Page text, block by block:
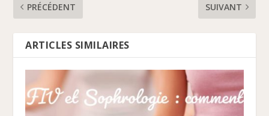
PRÉCÉDENT
SUIVANT
ARTICLES SIMILAIRES